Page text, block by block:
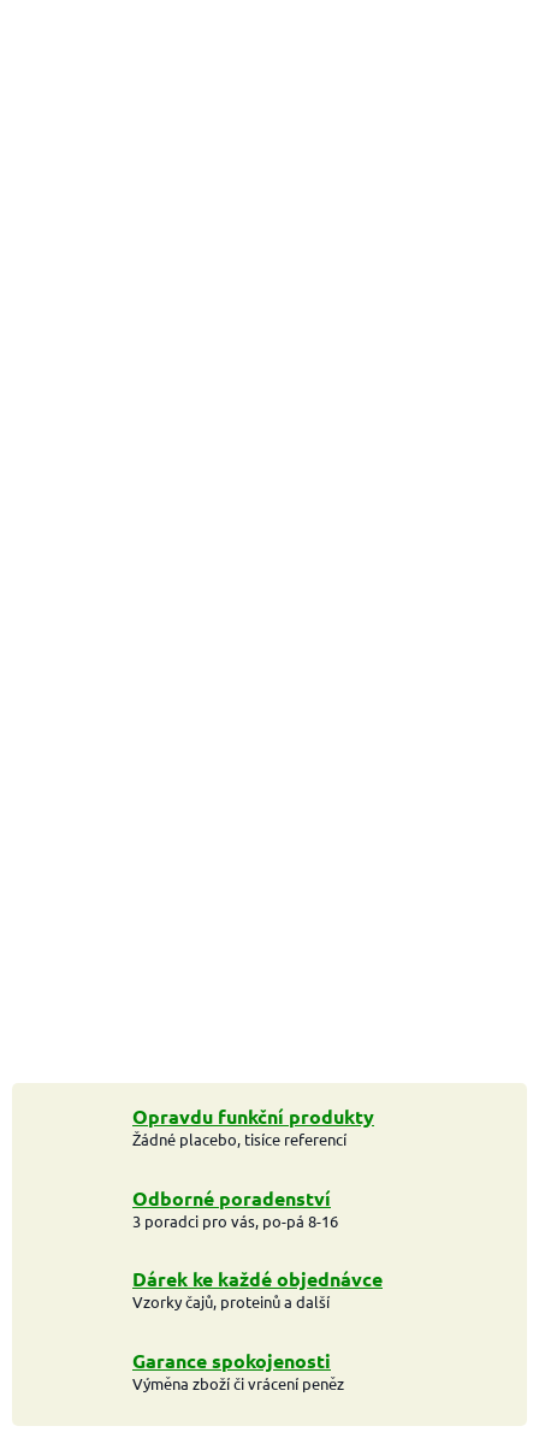
Opravdu funkční produkty
Žádné placebo, tisíce referencí
Odborné poradenství
3 poradci pro vás, po-pá 8-16
Dárek ke každé objednávce
Vzorky čajů, proteinů a další
Garance spokojenosti
Výměna zboží či vrácení peněz